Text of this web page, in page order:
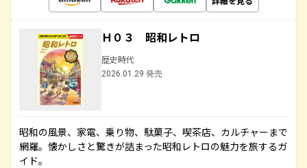
Ｈ０３ 昭和レトロ
歴史時代
2026.01.29 発売
昭和の風景、家電、乗り物、駄菓子、喫茶店、カルチャーまで
網羅。懐かしさと驚きが詰まった昭和レトロの魅力を旅するガ
イド。